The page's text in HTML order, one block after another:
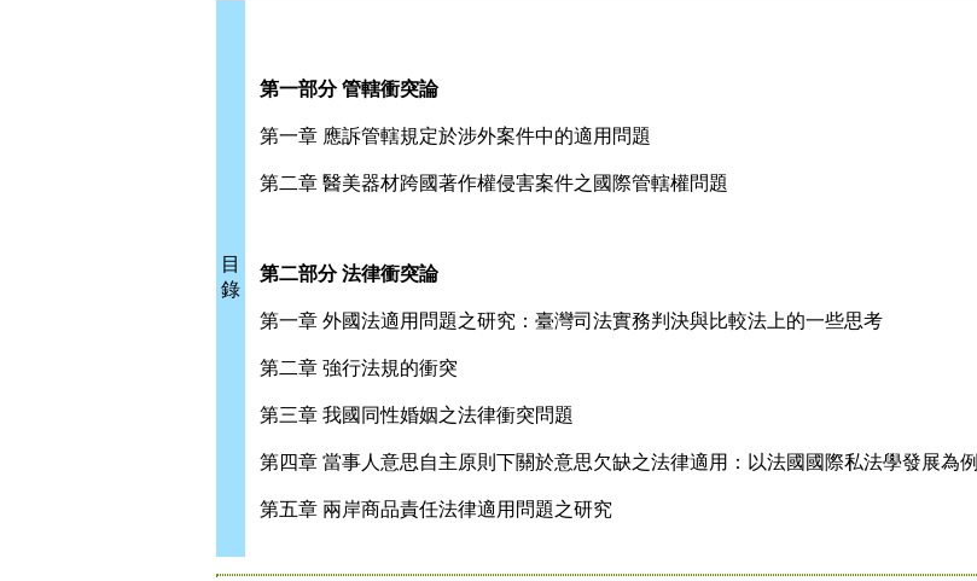
目
錄
第一部分 管轄衝突論
第一章 應訴管轄規定於涉外案件中的適用問題
第二章 醫美器材跨國著作權侵害案件之國際管轄權問題
第二部分 法律衝突論
第一章 外國法適用問題之研究：臺灣司法實務判決與比較法上的一些思考
第二章 強行法規的衝突
第三章 我國同性婚姻之法律衝突問題
第四章 當事人意思自主原則下關於意思欠缺之法律適用：以法國國際私法學發展為例
第五章 兩岸商品責任法律適用問題之研究